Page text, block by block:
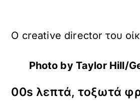
O creative director τoυ
Photo by Taylor Hill/
00s λεπτά, τοξωτά